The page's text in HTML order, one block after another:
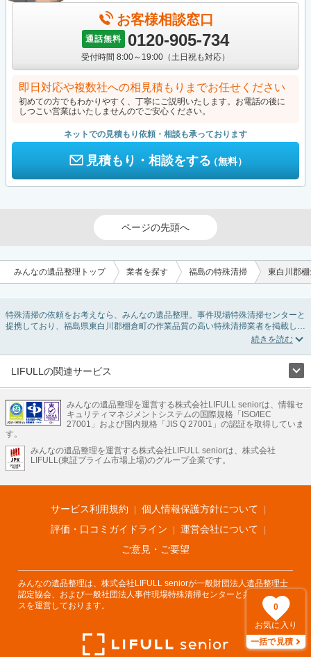
0
お気に入り
一括で見積
お客様相談窓口
通話無料 0120-905-734
受付時間 8:00～19:00（土日祝も対応）
即日対応や複数社への相見積もりまでお任せください
初めての方でもわかりやすく、丁寧にご説明いたします。お電話の後に
しつこい営業はいたしませんのでご安心ください。
ネットでの見積もり依頼・相談も承っております
見積もり・相談をする（無料）
ページの先頭へ
みんなの遺品整理トップ 業者を探す 福島の特殊清掃 東白川郡
特殊清掃の依頼をお考えなら、みんなの遺品整理。事件現場特殊清掃センターと
提携しており、福島県東白川郡棚倉町の作業品質の高い特殊清掃業者を掲載して
います。孤独死・孤立死に伴う不用品の処分・回収・引き取りから、事件・事
ない場合はリフォームによる原状回復・オゾン脱臭機による腐敗臭などの臭いの
のご担当者様でも相談できます。
LIFULLの関連サービス
不動産・住宅
引越し 老人ホーム 地方創生
ママの就労支援
不動産クラウドファンディング 遺品整理 老後の暮らし情報
LIFULL HOME'Sのサービス
不動産・住宅
不動産査定 マンション専門売却査定 不動産投資 アドバイザー
不動産アーカイブ
空き家バンク 家賃相場 不動産会社
不動産用語集 住まいのお役立ち情報
LIFULL HOME'S PRESS
不動産転職
みんなの遺品整理を運営する株式会社LIFULL seniorは、情報セ
キュリティマネジメントシステムの国際規格「ISO/IEC
27001」および国内規格「JIS Q 27001」の認証を取得していま
す。
みんなの遺品整理を運営する株式会社LIFULL seniorは、株式会社
LIFULL(東証プライム市場上場)のグループ企業です。
サービス利用規約
個人情報保護方針について
評価・口コミガイドライン
運営会社について
ご意見・ご要望
みんなの遺品整理は、株式会社LIFULL seniorが一般財団法人遺品整理士
認定協会、および一般社団法人事件現場特殊清掃センターと共同でサービ
スを運営しております。